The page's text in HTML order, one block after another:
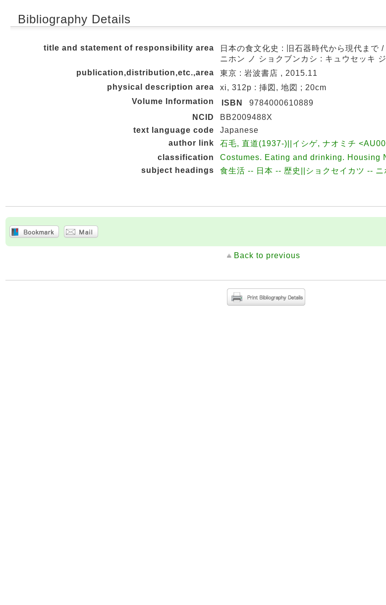
Bibliography Details
title and statement of responsibility area
日本の食文化史 : 旧石器時代から現代まで
ニホン ノ ショクブンカシ : キュウセッキ
publication,distribution,etc.,area
東京 : 岩波書店 , 2015.11
physical description area
xi, 312p : 挿図, 地図 ; 20cm
Volume Information
ISBN
9784000610889
NCID
BB2009488X
text language code
Japanese
author link
石毛, 直道(1937-)||イシゲ, ナオミチ
classification
Costumes. Eating and drinking. Housing
subject headings
食生活 -- 日本 -- 歴史||ショクセイカツ -- ニ
Back to previous